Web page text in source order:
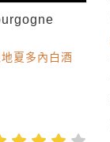
夏多內白酒